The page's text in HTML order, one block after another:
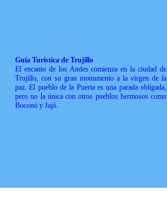
Guía Turística de Trujillo
El encanto de los Andes comienza en la ciudad de
Trujillo, con su gran monumento a la virgen de la
paz. El pueblo de la Puerta es una parada obligada,
pero no la única con otros pueblos hermosos como
Boconó y Jajó.